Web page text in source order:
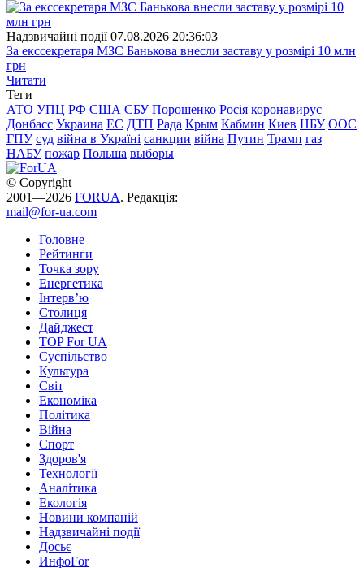
Надзвичайні події 07.08.2026 20:36:03
За екссекретаря МЗС Банькова внесли заставу у розмірі 10 млн
грн
Читати
Теги
АТО УПЦ РФ США СБУ Порошенко Росія коронавирус
Донбасс Украина ЕС ДТП Рада Крым Кабмин Киев НБУ ООС
ГПУ суд війна в Україні санкции війна Путин Трамп газ
НАБУ пожар Польша выборы
© Copyright
2001—2026 FORUA. Редакція:
mail@for-ua.com
Головне
Рейтинги
Точка зору
Енергетика
Інтерв’ю
Столиця
Дайджест
TOP For UA
Суспiльство
Культура
Світ
Економіка
Політика
Війна
Спорт
Здоров'я
Технології
Аналітика
Екологія
Новини компаній
Надзвичайні події
Досьє
ИнфоFor